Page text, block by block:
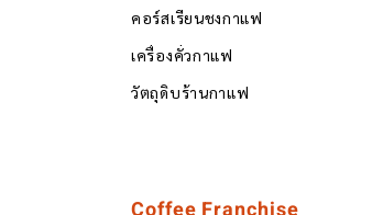
คอร์สเรียนชงกาแฟ
เครื่องคั่วกาแฟ
วัตถุดิบร้านกาแฟ